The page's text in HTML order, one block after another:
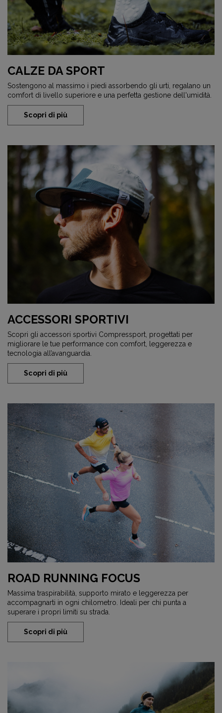
CALZE DA SPORT
Sostengono al massimo i piedi assorbendo gli urti, regalano un
comfort di livello superiore e una perfetta gestione dell'umidità.
Scopri di più
ACCESSORI SPORTIVI
Scopri gli accessori sportivi Compressport, progettati per
migliorare le tue performance con comfort, leggerezza e
tecnologia all’avanguardia.
Scopri di più
ROAD RUNNING FOCUS
Massima traspirabilità, supporto mirato e leggerezza per
accompagnarti in ogni chilometro. Ideali per chi punta a
superare i propri limiti su strada.
Scopri di più